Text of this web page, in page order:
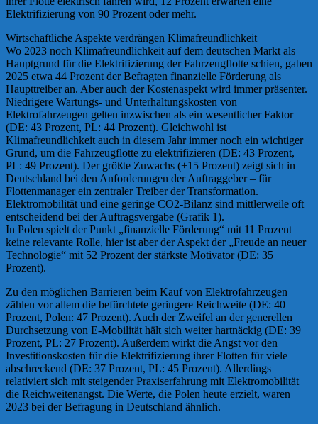
Elektrifizierung von 90 Prozent oder mehr.
Wirtschaftliche Aspekte verdrängen Klimafreundlichkeit
Wo 2023 noch Klimafreundlichkeit auf dem deutschen Markt als
Hauptgrund für die Elektrifizierung der Fahrzeugflotte schien, gaben
2025 etwa 44 Prozent der Befragten finanzielle Förderung als
Haupttreiber an. Aber auch der Kostenaspekt wird immer präsenter.
Niedrigere Wartungs- und Unterhaltungskosten von
Elektrofahrzeugen gelten inzwischen als ein wesentlicher Faktor
(DE: 43 Prozent, PL: 44 Prozent). Gleichwohl ist
Klimafreundlichkeit auch in diesem Jahr immer noch ein wichtiger
Grund, um die Fahrzeugflotte zu elektrifizieren (DE: 43 Prozent,
PL: 49 Prozent). Der größte Zuwachs (+15 Prozent) zeigt sich in
Deutschland bei den Anforderungen der Auftraggeber – für
Flottenmanager ein zentraler Treiber der Transformation.
Elektromobilität und eine geringe CO2-Bilanz sind mittlerweile oft
entscheidend bei der Auftragsvergabe (Grafik 1).
In Polen spielt der Punkt „finanzielle Förderung“ mit 11 Prozent
keine relevante Rolle, hier ist aber der Aspekt der „Freude an neuer
Technologie“ mit 52 Prozent der stärkste Motivator (DE: 35
Prozent).
Zu den möglichen Barrieren beim Kauf von Elektrofahrzeugen
zählen vor allem die befürchtete geringere Reichweite (DE: 40
Prozent, Polen: 47 Prozent). Auch der Zweifel an der generellen
Durchsetzung von E-Mobilität hält sich weiter hartnäckig (DE: 39
Prozent, PL: 27 Prozent). Außerdem wirkt die Angst vor den
Investitionskosten für die Elektrifizierung ihrer Flotten für viele
abschreckend (DE: 37 Prozent, PL: 45 Prozent). Allerdings
relativiert sich mit steigender Praxiserfahrung mit Elektromobilität
die Reichweitenangst. Die Werte, die Polen heute erzielt, waren
2023 bei der Befragung in Deutschland ähnlich.